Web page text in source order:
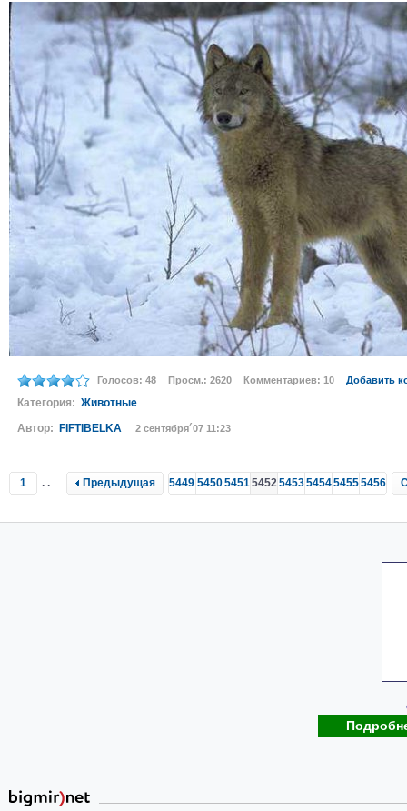
Голосов: 48 Просм.: 2620 Комментариев: 10 Добавить
Категория: Животные
Автор:
FIFTIBELKA 2 сентября´07 11:23
1 .. Предыдущая 5449 5450545154525453545454555456